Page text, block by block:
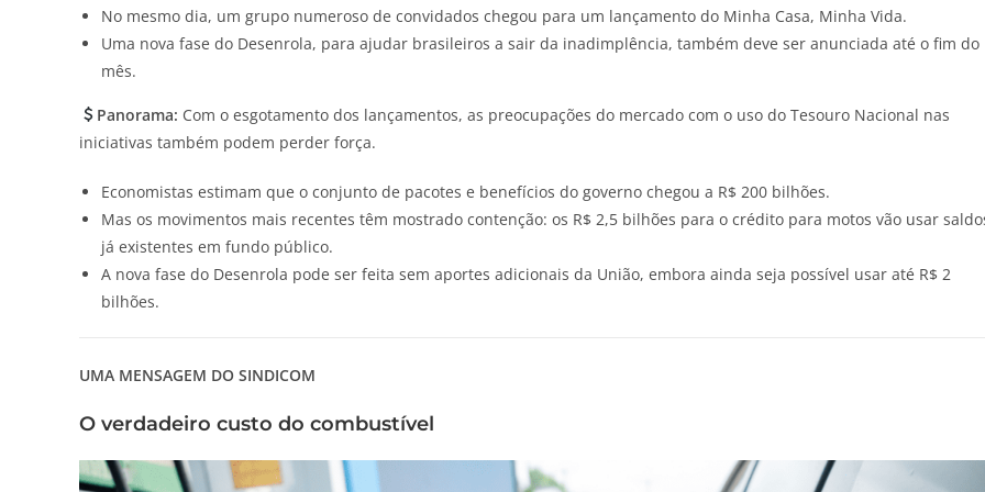
No mesmo dia, um grupo numeroso de convidados chegou para um lançamento do Minha Casa, Minha Vida.
Uma nova fase do Desenrola, para ajudar brasileiros a sair da inadimplência, também deve ser anunciada até o fim do
mês.
Panorama: Com o esgotamento dos lançamentos, as preocupações do mercado com o uso do Tesouro Nacional nas
iniciativas também podem perder força.
Economistas estimam que o conjunto de pacotes e benefícios do governo chegou a R$ 200 bilhões.
Mas os movimentos mais recentes têm mostrado contenção: os R$ 2,5 bilhões para o crédito para motos vão usar
já existentes em fundo público.
A nova fase do Desenrola pode ser feita sem aportes adicionais da União, embora ainda seja possível usar até R$ 2
bilhões.
UMA MENSAGEM DO SINDICOM
O verdadeiro custo do combustível